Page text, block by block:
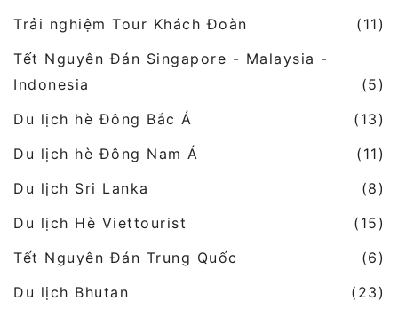
Trải nghiệm Tour Khách Đoàn
(11)
Tết Nguyên Đán Singapore - Malaysia -
Indonesia
(5)
Du lịch hè Đông Bắc Á
(13)
Du lịch hè Đông Nam Á
(11)
Du lịch Sri Lanka
(8)
Du lịch Hè Viettourist
(15)
Tết Nguyên Đán Trung Quốc
(6)
Du lịch Bhutan
(23)